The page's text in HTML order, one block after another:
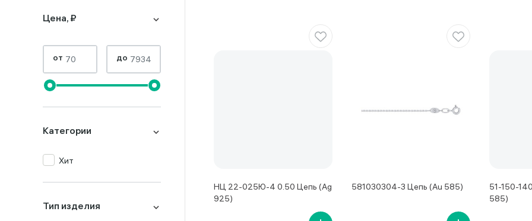
Цена, ₽
от до
Категории
Хит
Тип изделия
НЦ 22-025Ю-4 0.50 Цепь (Ag
925)
581030304-3 Цепь (Au 585)
51-150-
585)